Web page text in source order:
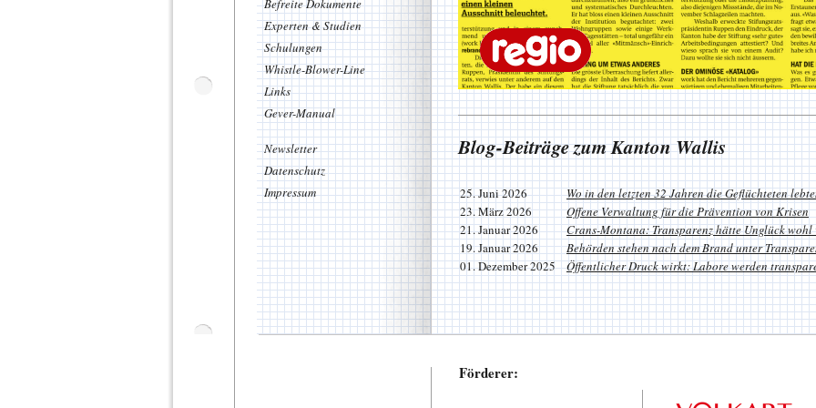
Befreite Dokumente
Experten & Studien
Schulungen
Whistle-Blower-Line
Links
Gever-Manual
Newsletter
Datenschutz
Impressum
Mehr...
Link zum Beitrag
Blog-Beiträge zum Kanton Wallis
25. Juni 2026
Wo in den letzten 32 Jahren die Geflüchteten
23. März 2026
Offene Verwaltung für die Prävention von Krisen
21. Januar 2026
Crans-Montana: Transparenz hätte Unglück
19. Januar 2026
Behörden stehen nach dem Brand unter
01. Dezember 2025
Öffentlicher Druck wirkt: Labore werden
Förderer: